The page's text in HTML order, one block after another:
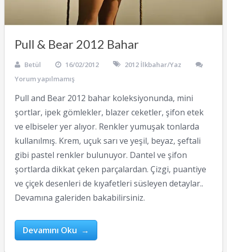
Pull & Bear 2012 Bahar
Betül 16/02/2012
2012 İlkbahar/Yaz
Yorum yapılmamış
Pull and Bear 2012 bahar koleksiyonunda, mini
şortlar, ipek gömlekler, blazer ceketler, şifon etek
ve elbiseler yer alıyor. Renkler yumuşak tonlarda
kullanılmış. Krem, uçuk sarı ve yeşil, beyaz, şeftali
gibi pastel renkler bulunuyor. Dantel ve şifon
şortlarda dikkat çeken parçalardan. Çizgi, puantiye
ve çiçek desenleri de kıyafetleri süsleyen detaylar..
Devamına galeriden bakabilirsiniz.
Devamını Oku →